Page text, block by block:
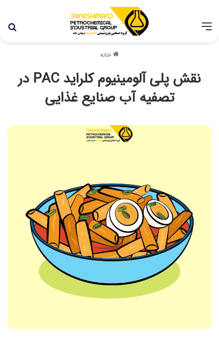
خانه
نقش پلی آلومینیوم کلراید PAC در
تصفیه آب صنایع غذایی
با توجه به شرایط اخیر در کشور، مجموعه پتروشیمی دانشمند
همچنان با تمام توان در حال فعالیت می باشد.